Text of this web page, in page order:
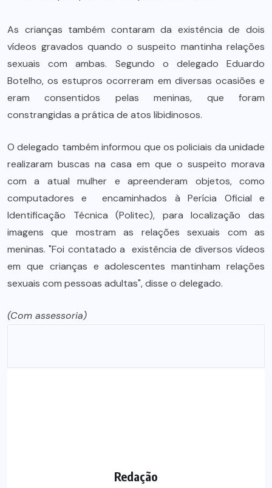
As crianças também contaram da existência de dois
vídeos gravados quando o suspeito mantinha relações
sexuais com ambas. Segundo o delegado Eduardo
Botelho, os estupros ocorreram em diversas ocasiões e
eram consentidos pelas meninas, que foram
constrangidas a prática de atos libidinosos.
O delegado também informou que os policiais da unidade
realizaram buscas na casa em que o suspeito morava
com a atual mulher e apreenderam objetos, como
computadores e encaminhados à Perícia Oficial e
Identificação Técnica (Politec), para localização das
imagens que mostram as relações sexuais com as
meninas. "Foi contatado a existência de diversos vídeos
em que crianças e adolescentes mantinham relações
sexuais com pessoas adultas", disse o delegado.
(Com assessoria)
Redação